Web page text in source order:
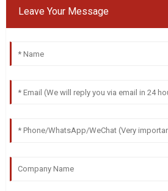
Leave Your Message